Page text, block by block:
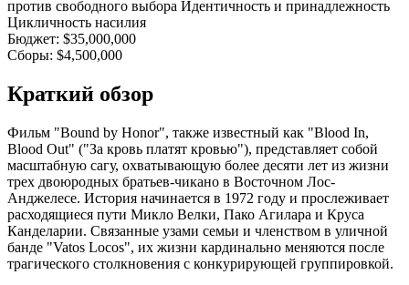
против свободного выбора Идентичность и принадлежность
Цикличность насилия
Бюджет: $35,000,000
Сборы: $4,500,000
Краткий обзор
Фильм "Bound by Honor", также известный как "Blood In,
Blood Out" ("За кровь платят кровью"), представляет собой
масштабную сагу, охватывающую более десяти лет из жизни
трех двоюродных братьев-чикано в Восточном Лос-
Анджелесе. История начинается в 1972 году и прослеживает
расходящиеся пути Микло Велки, Пако Агилара и Круса
Канделарии. Связанные узами семьи и членством в уличной
банде "Vatos Locos", их жизни кардинально меняются после
трагического столкновения с конкурирующей группировкой.